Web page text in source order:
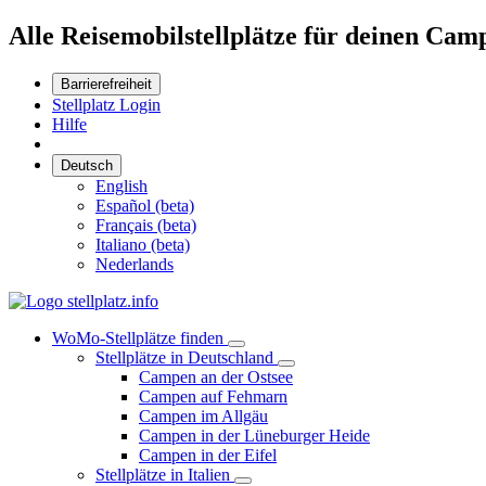
Alle Reisemobilstellplätze für deinen
Barrierefreiheit
Stellplatz Login
Hilfe
Deutsch
English
Español (beta)
Français (beta)
Italiano (beta)
Nederlands
WoMo-Stellplätze finden
Stellplätze in Deutschland
Campen an der Ostsee
Campen auf Fehmarn
Campen im Allgäu
Campen in der Lüneburger Heide
Campen in der Eifel
Stellplätze in Italien